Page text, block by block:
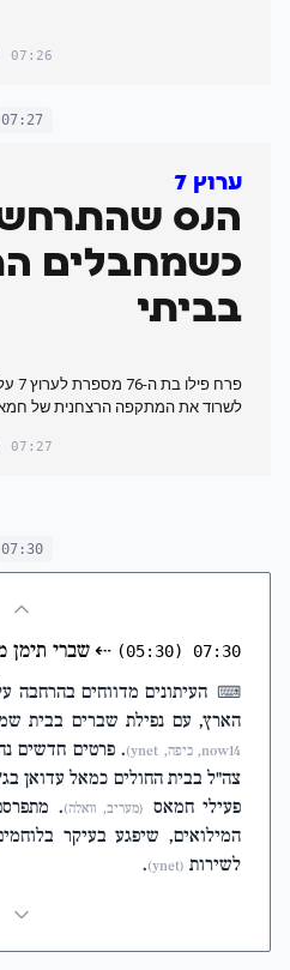
07:26
07:27
ערוץ 7
הנס
כשמחבלים
בביתי
לשרוד את המתקפה הרצחנית של חמאס ב-7
07:27
07:30
07:30
(05:30)
⇠שברי תימן
⌨ העיתונים מדווחים בהרחבה
הארץ, עם נפילת שברים בבית
now14, כיפה, ynet)
. פרטים חדשים
פעילי חמאס (מעריב, וואלה).
המילואים, שיפגע בעיקר
לשירות (ynet)
.